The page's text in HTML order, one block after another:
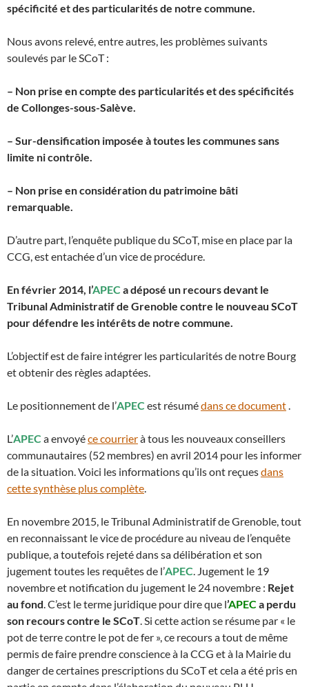
spécificité et des particularités de notre commune.
Nous avons relevé, entre autres, les problèmes suivants
soulevés par le SCoT :
– Non prise en compte des particularités et des spécificités
de Collonges-sous-Salève.
– Sur-densification imposée à toutes les communes sans
limite ni contrôle.
– Non prise en considération du patrimoine bâti
remarquable.
D’autre part, l’enquête publique du SCoT, mise en place par la
CCG, est entachée d’un vice de procédure.
En février 2014, l’APEC a déposé un recours devant le
Tribunal Administratif de Grenoble contre le nouveau SCoT
pour défendre les intérêts de notre commune.
L’objectif est de faire intégrer les particularités de notre Bourg
et obtenir des règles adaptées.
Le positionnement de l’APEC est résumédans ce document
L’APEC a envoyéce courrierà tous les nouveaux conseillers
communautaires (52 membres) en avril 2014 pour les informer
de la situation. Voici les informations qu’ils ont reçuesdans
cette synthèse plus complète
En novembre 2015, le Tribunal Administratif de Grenoble, tout
en reconnaissant le vice de procédure au niveau de l’enquête
publique, a toutefois rejeté dans sa délibération et son
jugement toutes les requêtes de l’APEC . Jugement le 19
novembre et notification du jugement le 24 novembre : Rejet
au fond . C’est le terme juridique pour dire que l’APECa perdu
son recours contre le SCoT . Si cette action se résume par « le
pot de terre contre le pot de fer », ce recours a tout de même
permis de faire prendre conscience à la CCG et à la Mairie du
danger de certaines prescriptions du SCoT et cela a été pris en